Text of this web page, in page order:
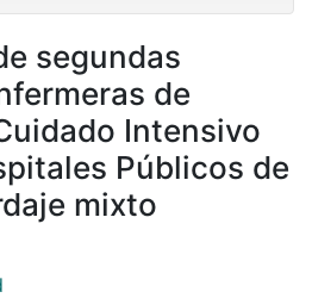
segundas
de
Intensivo
Públicos de
mixto